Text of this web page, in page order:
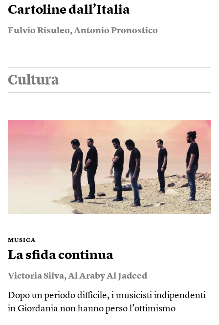
Cartoline dall’Italia
Fulvio Risuleo,Antonio Pronostico
Cultura
MUSICA
La sfida continua
Victoria Silva,Al Araby Al Jadeed
Dopo un periodo difficile, i musicisti indipendenti
in Giordania non hanno perso l’ottimismo